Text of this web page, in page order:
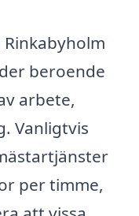
beroende
arbete,
Vanligtvis
per timme,